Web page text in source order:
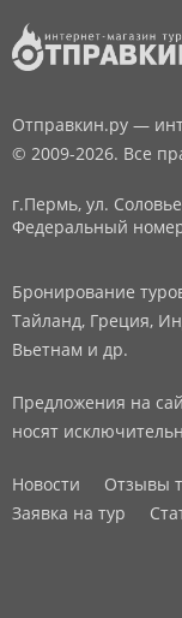
Отправкин.ру —
© 2009-2026. Все
г.Пермь, ул.
Федеральный
Бронирование
Тайланд, Греция,
Вьетнам и др.
Предложения на
носят
Новости Отзывы
Заявка на тур